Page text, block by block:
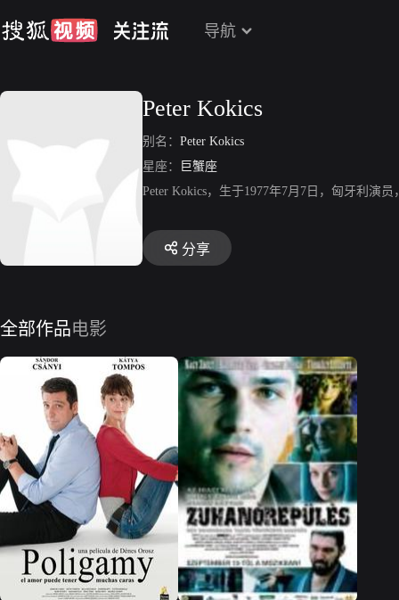
导航
Peter Kokics
别名： Peter Kokics
星座：
巨蟹座
Peter Kokics，生于1977年7月7日，匈牙利演
分享
全部作品电影